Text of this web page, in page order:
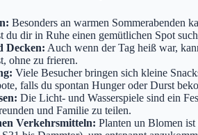
Besonders an warmen Sommerabenden
du dir in Ruhe einen gemütlichen Spot
Decken: Auch wenn der Tag heiß war,
ohne zu frieren.
Viele Besucher bringen sich kleine
falls du spontan Hunger oder Durst
Die Licht- und Wasserspiele sind ein
und Familie zu teilen.
Verkehrsmitteln: Planten un Blomen